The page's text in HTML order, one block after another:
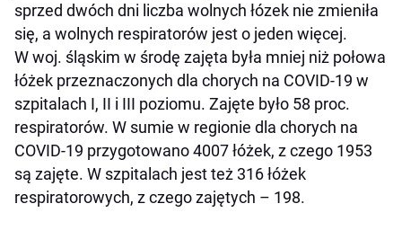
sprzed dwóch dni liczba wolnych łózek nie zmieniła
się, a wolnych respiratorów jest o jeden więcej.
W woj. śląskim w środę zajęta była mniej niż połowa
łóżek przeznaczonych dla chorych na COVID-19 w
szpitalach I, II i III poziomu. Zajęte było 58 proc.
respiratorów. W sumie w regionie dla chorych na
COVID-19 przygotowano 4007 łóżek, z czego 1953
są zajęte. W szpitalach jest też 316 łóżek
respiratorowych, z czego zajętych – 198.